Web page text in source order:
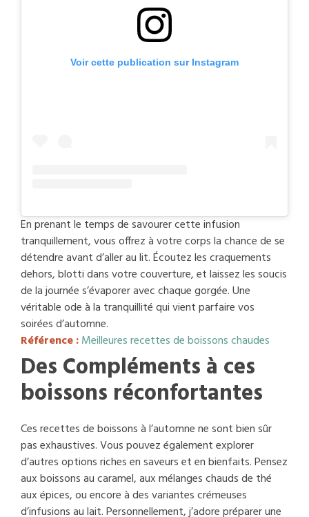
Voir cette publication sur Instagram
En prenant le temps de savourer cette infusion
tranquillement, vous offrez à votre corps la chance de se
détendre avant d’aller au lit. Écoutez les craquements
dehors, blotti dans votre couverture, et laissez les soucis
de la journée s’évaporer avec chaque gorgée. Une
véritable ode à la tranquillité qui vient parfaire vos
soirées d’automne.
Référence :Meilleures recettes de boissons chaudes
Des Compléments à ces
boissons réconfortantes
Ces recettes de boissons à l’automne ne sont bien sûr
pas exhaustives. Vous pouvez également explorer
d’autres options riches en saveurs et en bienfaits. Pensez
aux boissons au caramel, aux mélanges chauds de thé
aux épices, ou encore à des variantes crémeuses
d’infusions au lait. Personnellement, j’adore préparer une